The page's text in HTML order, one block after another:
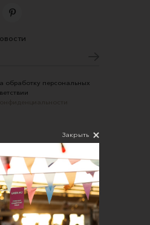
обработку персональных
Закрыть